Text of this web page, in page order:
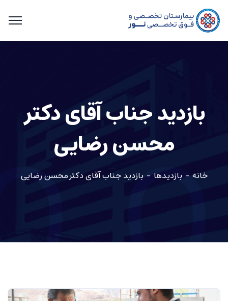
بازدید جناب آقای دکتر
محسن رضایی
خانه بازدیدها بازدید جناب آقای دکتر محسن رضایی